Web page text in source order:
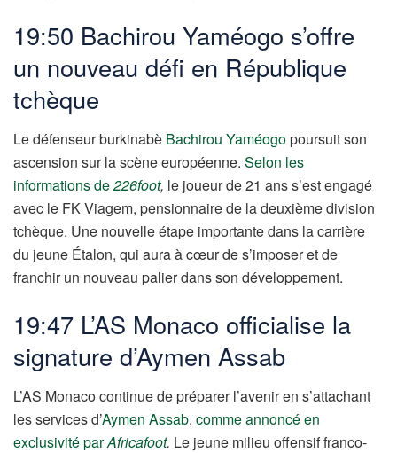
19:50 Bachirou Yaméogo s’offre
un nouveau défi en République
tchèque
Le défenseur burkinabè Bachirou Yaméogopoursuit son
ascension sur la scène européenne. Selon les
informations de226foot, le joueur de 21 ans s’est engagé
avec le FK Viagem, pensionnaire de la deuxième division
tchèque. Une nouvelle étape importante dans la carrière
du jeune Étalon, qui aura à cœur de s’imposer et de
franchir un nouveau palier dans son développement.
19:47 L’AS Monaco officialise la
signature d’Aymen Assab
L’AS Monaco continue de préparer l’avenir en s’attachant
les services d’Aymen Assab, comme annoncé en
exclusivité parAfricafoot. Le jeune milieu offensif franco-